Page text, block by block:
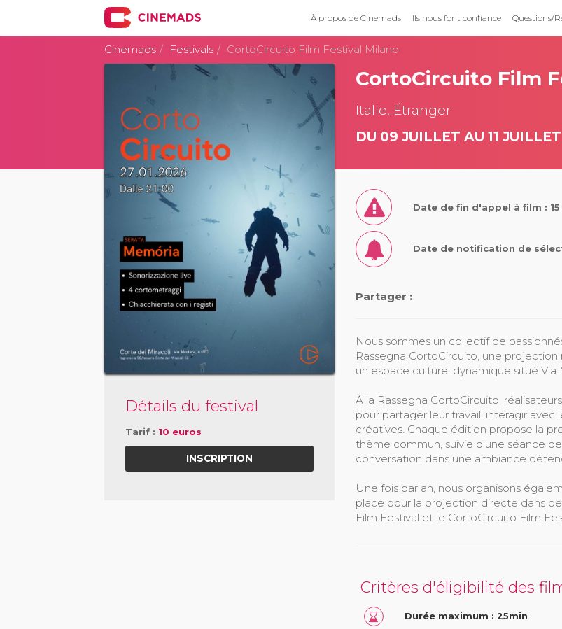
À propos de Cinemads Ils nous font confiance Questions/
Cinemads Festivals CortoCircuito Film Festival Milano
Détails du festival
Tarif : 10 euros
INSCRIPTION
CortoCircuito Film
Italie, Étranger
DU 09 JUILLET AU 11
Date de fin d'appel à film : 15
Date de notification de
Partager :
Nous sommes un collectif de
Rassegna CortoCircuito, une
un espace culturel dynamique situé Via
À la Rassegna CortoCircuito,
pour partager leur travail, interagir
créatives. Chaque édition propose la
thème commun, suivie d'une séance
conversation dans une ambiance
Une fois par an, nous organisons
place pour la projection directe dans
Film Festival et le CortoCircuito Film
Critères d'éligibilité des
Durée maximum : 25min